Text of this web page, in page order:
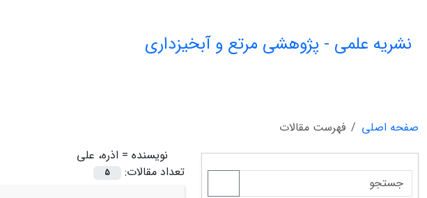
نشریه علمی - پژوهشی مرتع و آبخیزداری
صفحه اصلی
فهرست مقالات
نویسنده = اذره، علی
تعداد مقالات:
5